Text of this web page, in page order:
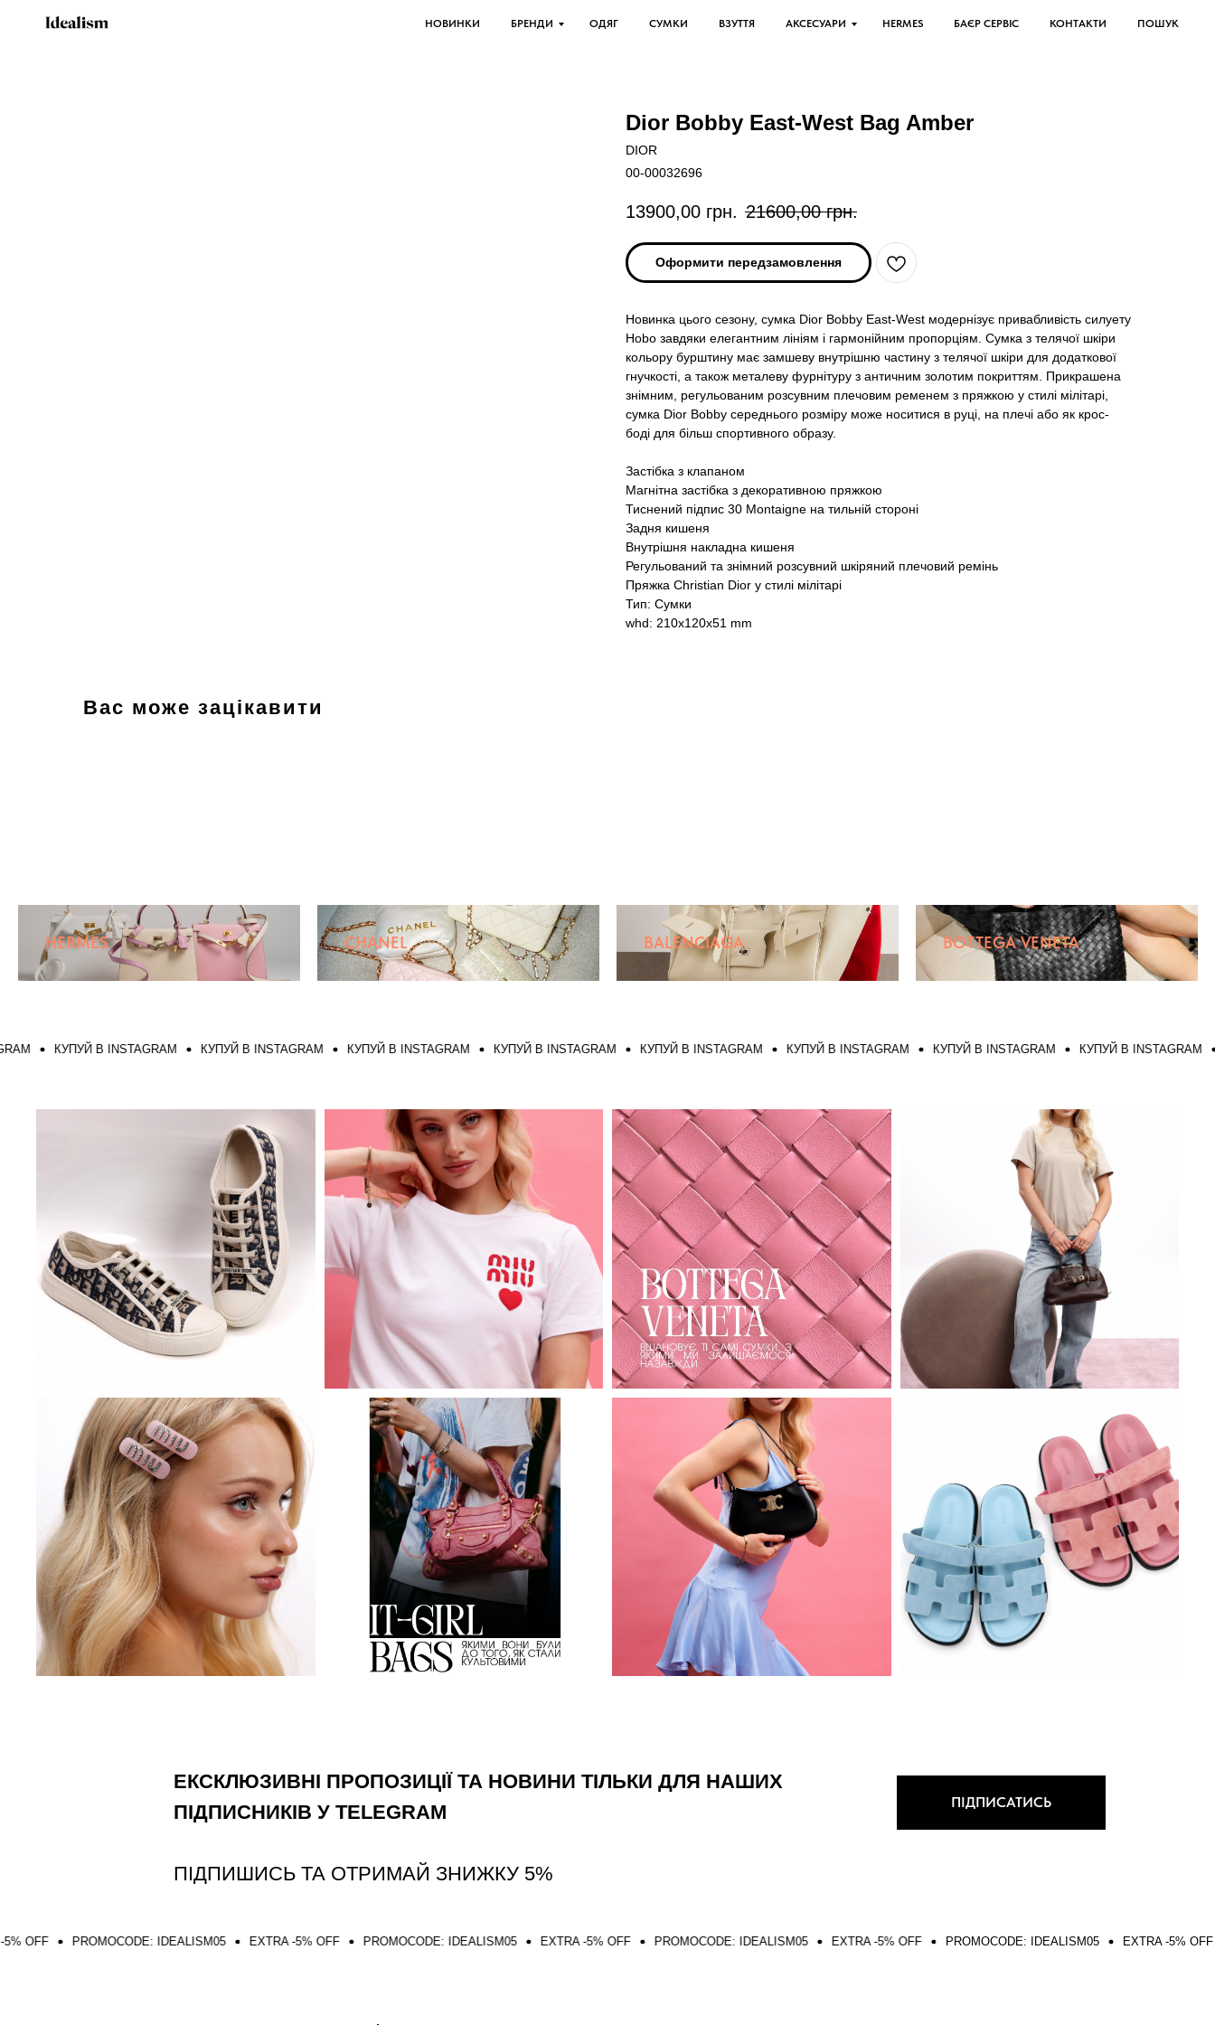
НОВИНКИ БРЕНДИ ОДЯГ СУМКИ ВЗУТТЯ АКСЕСУАРИ HERMES БАЄР СЕРВІС КОНТАКТИ ПОШУК
Dior Bobby East-West Bag Amber
DIOR
00-00032696
13900,00 грн. 21600,00 грн.
Оформити передзамовлення
Новинка цього сезону, сумка Dior Bobby East-West модернізує привабливість силуету
Hobo завдяки елегантним лініям і гармонійним пропорціям. Сумка з телячої шкіри
кольору бурштину має замшеву внутрішню частину з телячої шкіри для додаткової
гнучкості, а також металеву фурнітуру з античним золотим покриттям. Прикрашена
знімним, регульованим розсувним плечовим ременем з пряжкою у стилі мілітарі,
сумка Dior Bobby середнього розміру може носитися в руці, на плечі або як крос-
боді для більш спортивного образу.
Застібка з клапаном
Магнітна застібка з декоративною пряжкою
Тиснений підпис 30 Montaigne на тильній стороні
Задня кишеня
Внутрішня накладна кишеня
Регульований та знімний розсувний шкіряний плечовий ремінь
Пряжка Christian Dior у стилі мілітарі
Тип: Сумки
whd: 210x120x51 mm
Вас може зацікавити
HERMES CHANEL BALENCIAGA BOTTEGA VENETA
КУПУЙ В INSTAGRAM КУПУЙ В INSTAGRAM КУПУЙ В INSTAGRAM КУПУЙ В INSTAGRAM КУПУЙ В INSTAGRAM КУПУЙ В INSTAGRAM КУПУЙ В INSTAGRAM КУПУЙ В INSTAGRAM
ЕКСКЛЮЗИВНІ ПРОПОЗИЦІЇ ТА НОВИНИ ТІЛЬКИ ДЛЯ НАШИХ
ПІДПИСНИКІВ У TELEGRAM
ПІДПИШИСЬ ТА ОТРИМАЙ ЗНИЖКУ 5%
ПІДПИСАТИСЬ
IDEALISM05 EXTRA -5% OFF PROMOCODE: IDEALISM05 EXTRA -5% OFF PROMOCODE: IDEALISM05 EXTRA -5% OFF PROMOCODE: IDEALISM05 EXTRA -5% OFF